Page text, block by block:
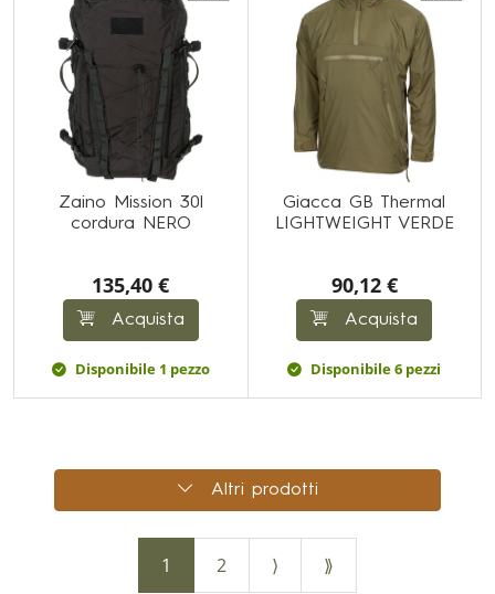
Zaino Mission 30l
cordura NERO
135,40 €
Acquista
Disponibile 1 pezzo
Giacca GB Thermal
LIGHTWEIGHT VERDE
90,12 €
Acquista
Disponibile 6 pezzi
Altri prodotti
1 2 ⟩ ⟫